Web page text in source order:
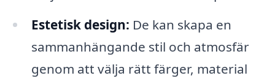
Estetisk design: De kan skapa en
sammanhängande stil och atmosfär
genom att välja rätt färger, material